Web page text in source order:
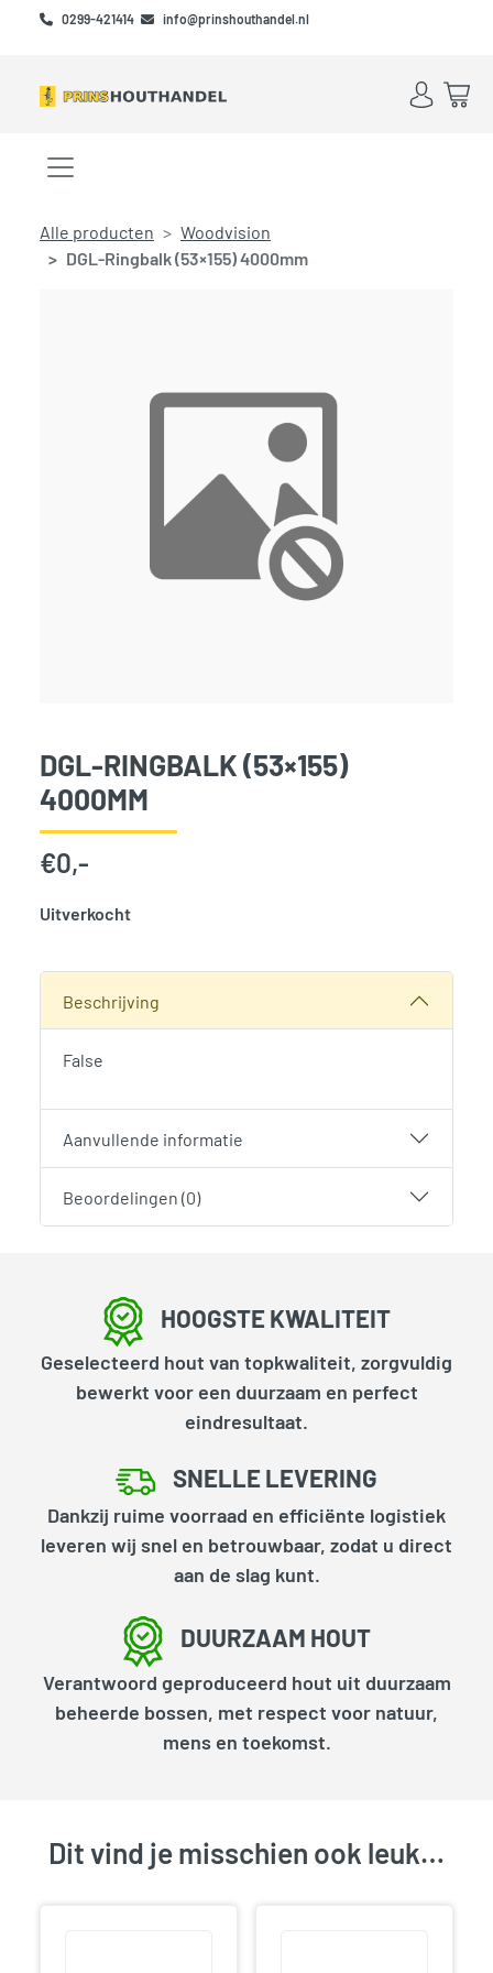
Skip to main content
Skip to footer
0299-421414 info@prinshouthandel.nl
Account
Menu openen/sluiten
Alle producten
Woodvision
DGL-Ringbalk (53×155) 4000mm
DGL-RINGBALK (53×155)
4000MM
€0,-
Uitverkocht
Beschrijving
False
Aanvullende informatie
Beoordelingen (0)
HOOGSTE KWALITEIT
Geselecteerd hout van topkwaliteit, zorgvuldig
bewerkt voor een duurzaam en perfect
eindresultaat.
SNELLE LEVERING
Dankzij ruime voorraad en efficiënte logistiek
leveren wij snel en betrouwbaar, zodat u direct
aan de slag kunt.
DUURZAAM HOUT
Verantwoord geproduceerd hout uit duurzaam
beheerde bossen, met respect voor natuur,
mens en toekomst.
Dit vind je misschien ook leuk…